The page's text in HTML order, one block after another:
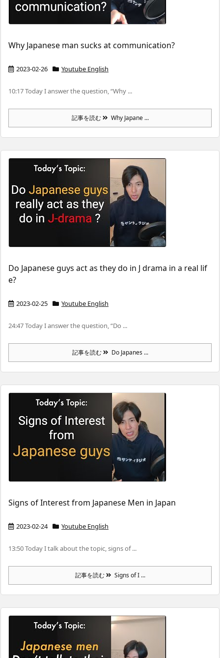
Why Japanese man sucks at communication?
2023-02-26 Youtube English
10:17 Today I answer the question, “Why ...
記事を読む Why Japane ...
Do Japanese guys act as they do in J drama in a real lif
e?
2023-02-25 Youtube English
24:47 Today I answer the question, “Do ...
記事を読む Do Japanes ...
Signs of Interest from Japanese Men in Japan
2023-02-24 Youtube English
13:50 Today I talk about the topic, signs of ...
記事を読む Signs of I ...